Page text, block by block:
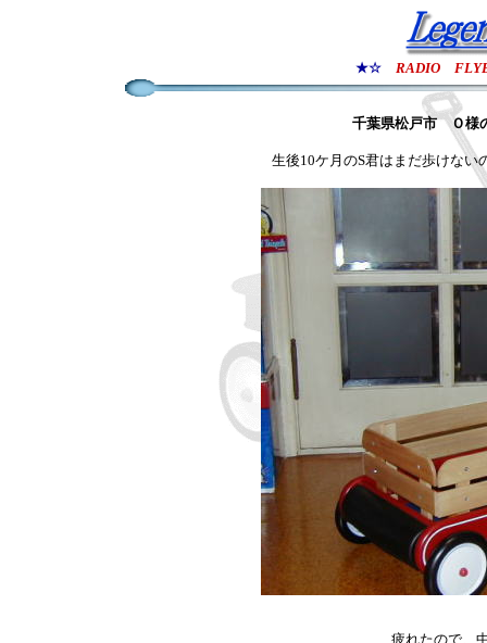
★☆ RADIO
千葉県松戸市 Ｏ様
生後10ケ月のS君はまだ歩けな
疲れたので、